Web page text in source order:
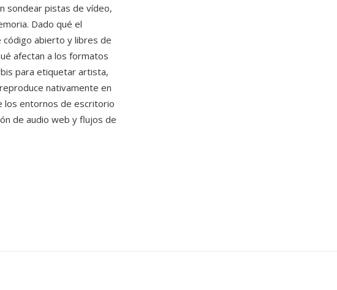
sondear pistas de vídeo,
Dado qué el
abierto y libres de
afectan a los formatos
para etiquetar artista,
nativamente en
los entornos de escritorio
de audio web y flujos de